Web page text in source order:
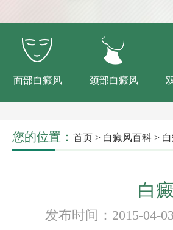
面部白癜风 颈部白癜风
您的位置： 首页 > 白癜风百科 >
白
发布时间：2015-04-